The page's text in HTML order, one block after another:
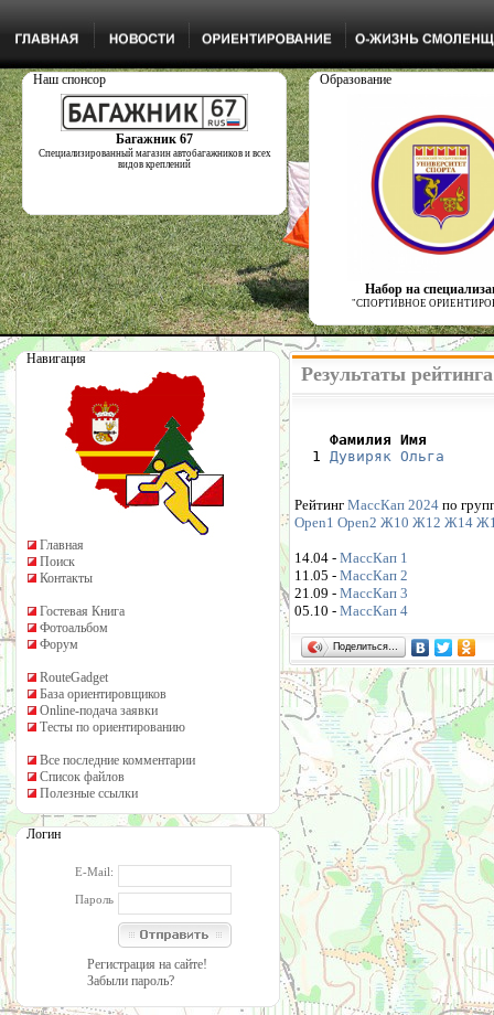
Наш спонсор
Багажник 67
Специализированный магазин автобагажников и всех
видов креплений
Образование
Набор на
"СПОРТИВНОЕ
Навигация
Главная
Поиск
Контакты
Гостевая Книга
Фотоальбом
Форум
RouteGadget
База ориентировщиков
Online-подача заявки
Тесты по ориентированию
Все последние комментарии
Список файлов
Полезные ссылки
Логин
E-Mail:
Пароль
Регистрация на сайте!
Забыли пароль?
Результаты
1 Дувиряк Ольга
Рейтинг МассКап 2024 по
Open1 Open2 Ж10 Ж12 Ж14
14.04 - МассКап 1
11.05 - МассКап 2
21.09 - МассКап 3
05.10 - МассКап 4
Поделиться…